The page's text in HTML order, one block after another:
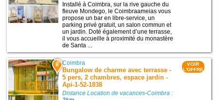
Installé à Coimbra, sur la rive gauche du
fleuve Mondego, le Coimbraameias vous
propose un bar en libre-service, un
parking privé gratuit, un salon commun et
un jardin. Doté également d’une terrasse,
il vous accueille à proximité du monastère
de Santa ...
8 Coimbra
Bungalow de charme avec terrasse -
5 pers, 2 chambres, espace jardin -
Api-1-52-1838
Distance Location de vacances-Coimbra :
VOIR
L'OFFRE